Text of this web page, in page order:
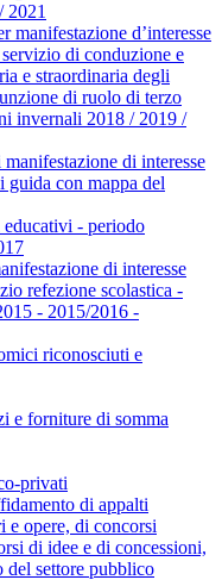
2021
manifestazione d’interesse
di conduzione e
e straordinaria degli
di ruolo di terzo
invernali 2018 / 2019 /
di interesse
guida con mappa del
- periodo
di interesse
refezione scolastica -
- 2015/2016 -
riconosciuti e
e forniture di somma
privati
di appalti
opere, di concorsi
di idee e di concessioni,
del settore pubblico